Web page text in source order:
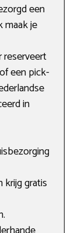
een
maak je
reserveert
een pick-
in
krijg gratis